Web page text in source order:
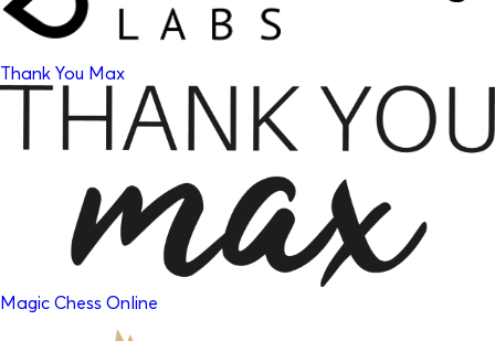
Thank You Max
Magic Chess Online